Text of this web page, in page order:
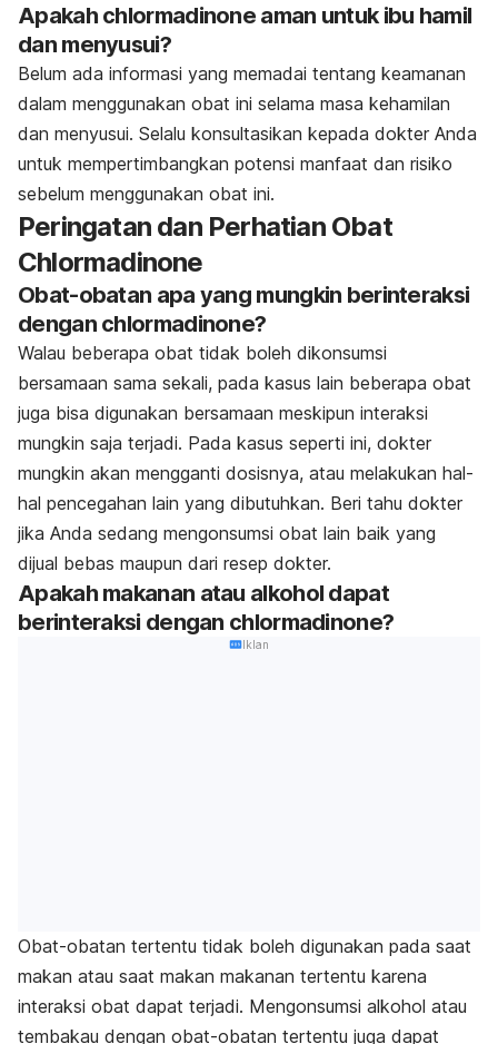
Apakah chlormadinone aman untuk ibu hamil
dan menyusui?
Belum ada informasi yang memadai tentang keamanan
dalam menggunakan obat ini selama masa kehamilan
dan menyusui. Selalu konsultasikan kepada dokter Anda
untuk mempertimbangkan potensi manfaat dan risiko
sebelum menggunakan obat ini.
Peringatan dan Perhatian Obat
Chlormadinone
Obat-obatan apa yang mungkin berinteraksi
dengan chlormadinone?
Walau beberapa obat tidak boleh dikonsumsi
bersamaan sama sekali, pada kasus lain beberapa obat
juga bisa digunakan bersamaan meskipun interaksi
mungkin saja terjadi. Pada kasus seperti ini, dokter
mungkin akan mengganti dosisnya, atau melakukan hal-
hal pencegahan lain yang dibutuhkan. Beri tahu dokter
jika Anda sedang mengonsumsi obat lain baik yang
dijual bebas maupun dari resep dokter.
Apakah makanan atau alkohol dapat
berinteraksi dengan chlormadinone?
Iklan
Obat-obatan tertentu tidak boleh digunakan pada saat
makan atau saat makan makanan tertentu karena
interaksi obat dapat terjadi. Mengonsumsi alkohol atau
tembakau dengan obat-obatan tertentu juga dapat